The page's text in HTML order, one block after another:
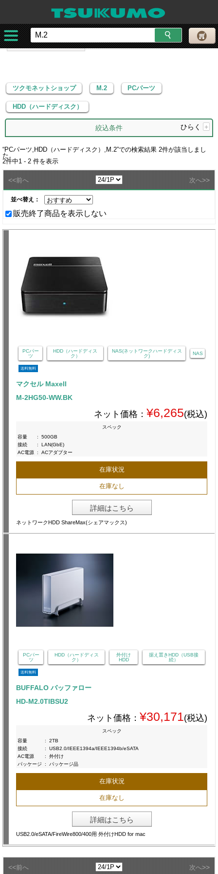
ツクモネットショップ
HDD（ハードディスク）
ツクモネットショップ M.2 PCパーツ
HDD（ハードディスク）
絞込条件 ひらく +
“PCパーツ,HDD（ハードディスク）,M.2”での検索結果 2件が該当しまし
た。
2件中1 - 2 件を表示
<<前へ 次へ>>
並べ替え：
販売終了商品を表示しない
PCパー
ツ
HDD（ハードディス
ク）
NAS(ネットワークハードディス
ク)
NAS
送料無料
マクセル Maxell
M-2HG50-WW.BK
ネット価格： ¥6,265(税込)
スペック
容量
:
500GB
接続
:
LAN(GbE)
AC電源 : ACアダプター
在庫状況
在庫なし
詳細はこちら
ネットワークHDD ShareMax(シェアマックス)
PCパー
ツ
HDD（ハードディス
ク）
外付け
HDD
据え置きHDD（USB接
続）
送料無料
BUFFALO バッファロー
HD-M2.0TIBSU2
ネット価格： ¥30,171(税込)
スペック
容量
:
2TB
接続
:
USB2.0/IEEE1394a/IEEE1394b/eSATA
AC電源
:
外付け
パッケージ
: パッケージ品
在庫状況
在庫なし
詳細はこちら
USB2.0/eSATA/FireWire800/400用 外付けHDD for mac
<<前へ 次へ>>